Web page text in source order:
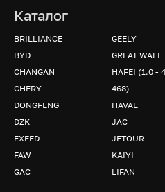
Каталог
BRILLIANCE
BYD
CHANGAN
CHERY
DONGFENG
DZK
EXEED
FAW
GAC
GEELY
GREAT WALL
HAFEI (1.0 -
468)
HAVAL
JAC
JETOUR
KAIYI
LIFAN